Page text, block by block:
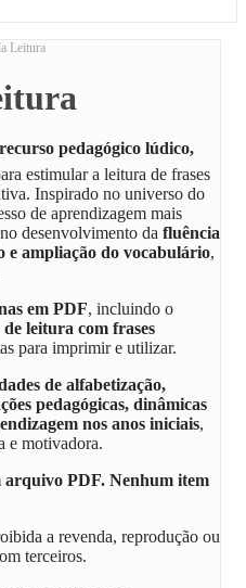
Leitura
pedagógico lúdico,
estimular a leitura de frases
Inspirado no universo do
de aprendizagem mais
desenvolvimento da fluência
e ampliação do vocabulário,
em PDF, incluindo o
de leitura com frases
para imprimir e utilizar.
de alfabetização,
pedagógicas, dinâmicas
nos anos iniciais,
e motivadora.
PDF. Nenhum item
a revenda, reprodução ou
terceiros.